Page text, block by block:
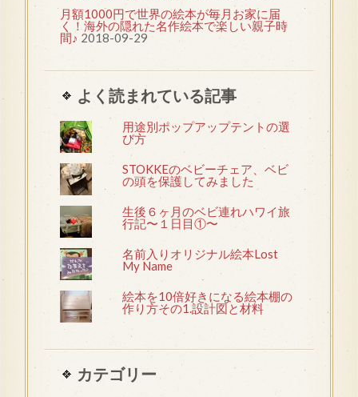
月額1000円で世界の絵本が毎月お家に届
く！海外の隠れた名作絵本で楽しい親子時
間♪ 2018-09-29
よく読まれている記事
用途別ポップアップテントの選
び方
STOKKEのベビーチェア、ベビ
の頭を保護してみました
生後６ヶ月のベビ連れハワイ旅
行記〜１日目①〜
名前入りオリジナル絵本Lost
My Name
絵本を10倍好きになる絵本棚の
作り方その1.設計図と材料
カテゴリー